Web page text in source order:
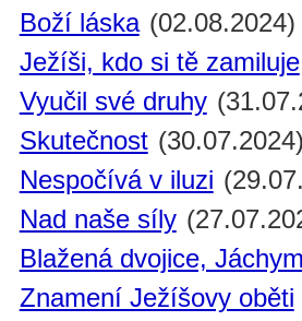
Boží láska (02.08.2024)
Ježíši, kdo si tě zamiluje
Vyučil své druhy
Skutečnost (30.07.2024)
Nespočívá v iluzi
Nad naše síly
Blažená dvojice,
Znamení Ježíšovy oběti